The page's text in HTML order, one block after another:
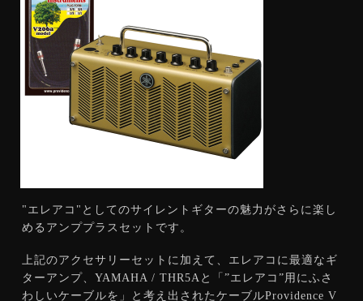
"エレアコ"としてのサイレントギターの魅力がさらに楽し
めるアンププラスセットです。
上記のアクセサリーセットに加えて、エレアコに最適なギ
ターアンプ、YAMAHA / THR5Aと「”エレアコ”用にふさ
わしいケーブルを」と考え出されたケーブルProvidence V